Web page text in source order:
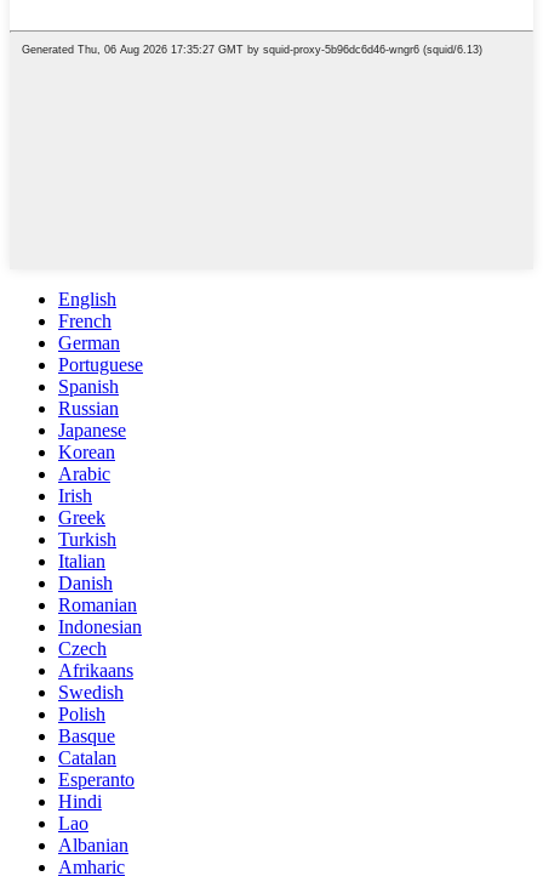
English
French
German
Portuguese
Spanish
Russian
Japanese
Korean
Arabic
Irish
Greek
Turkish
Italian
Danish
Romanian
Indonesian
Czech
Afrikaans
Swedish
Polish
Basque
Catalan
Esperanto
Hindi
Lao
Albanian
Amharic